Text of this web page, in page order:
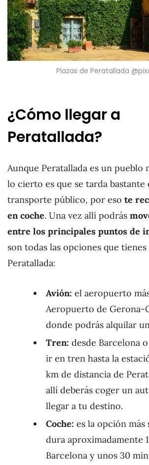
Plazas de Peratallada
¿Cómo llegar a
Peratallada?
Aunque Peratallada es un
lo cierto es que se tarda bastante
transporte público, por eso te
en coche. Una vez allí podrás
entre los principales puntos de
son todas las opciones que
Peratallada:
Avión: el aeropuerto
Aeropuerto de Gerona-
donde podrás alquilar
Tren: desde Barcelona
ir en tren hasta la
km de distancia de
allí deberás coger un
llegar a tu destino.
Coche: es la opción más
dura aproximadamente
Barcelona y unos 30